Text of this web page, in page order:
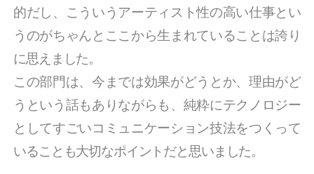
的だし、こういうアーティスト性の高い仕事とい
うのがちゃんとここから生まれていることは誇り
に思えました。
この部門は、今までは効果がどうとか、理由がど
うという話もありながらも、純粋にテクノロジー
としてすごいコミュニケーション技法をつくって
いることも大切なポイントだと思いました。